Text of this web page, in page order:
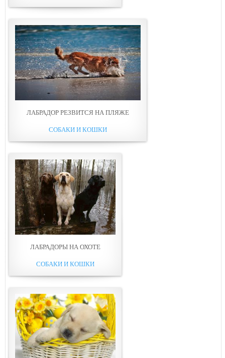
ЛАБРАДОР РЕЗВИТСЯ НА ПЛЯЖЕ
СОБАКИ И КОШКИ
ЛАБРАДОРЫ НА ОХОТЕ
СОБАКИ И КОШКИ